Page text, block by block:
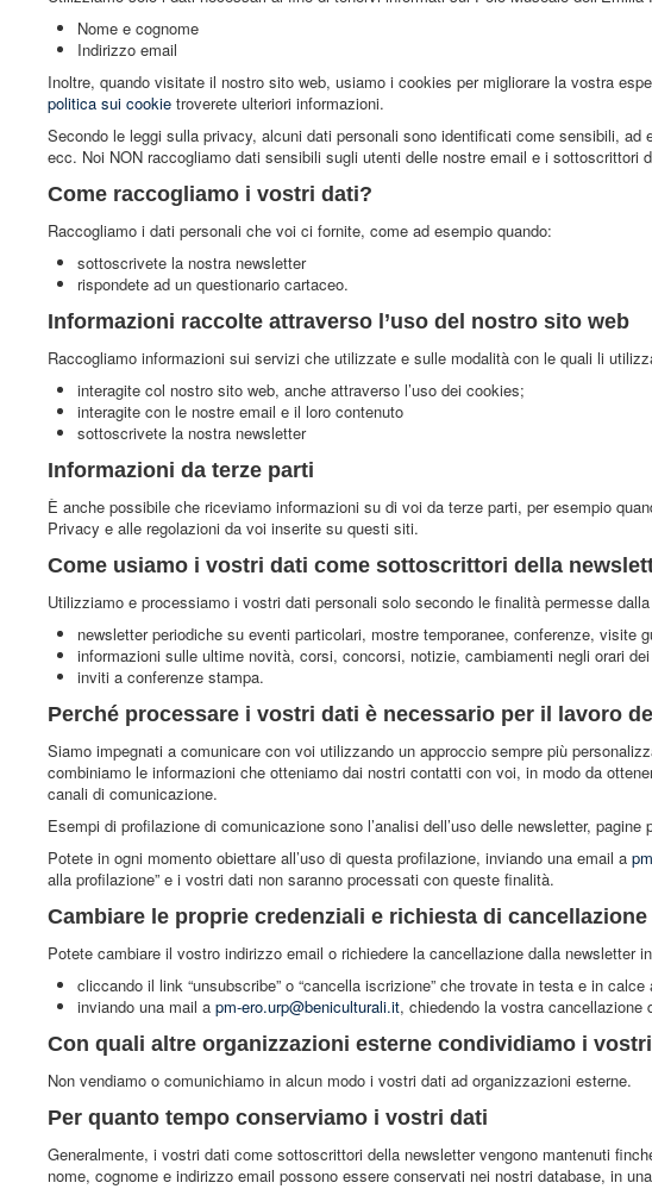
Nome e cognome
Indirizzo email
Inoltre, quando visitate il nostro sito web, usiamo i cookies per migliorare la vostra
politica sui cookie troverete ulteriori informazioni.
Secondo le leggi sulla privacy, alcuni dati personali sono identificati come sensibili,
ecc. Noi NON raccogliamo dati sensibili sugli utenti delle nostre email e i sottoscrittori
Come raccogliamo i vostri dati?
Raccogliamo i dati personali che voi ci fornite, come ad esempio quando:
sottoscrivete la nostra newsletter
rispondete ad un questionario cartaceo.
Informazioni raccolte attraverso l’uso del nostro sito web
Raccogliamo informazioni sui servizi che utilizzate e sulle modalità con le quali li
interagite col nostro sito web, anche attraverso l’uso dei cookies;
interagite con le nostre email e il loro contenuto
sottoscrivete la nostra newsletter
Informazioni da terze parti
È anche possibile che riceviamo informazioni su di voi da terze parti, per esempio
Privacy e alle regolazioni da voi inserite su questi siti.
Come usiamo i vostri dati come sottoscrittori della
Utilizziamo e processiamo i vostri dati personali solo secondo le finalità permesse
newsletter periodiche su eventi particolari, mostre temporanee, conferenze, visite
informazioni sulle ultime novità, corsi, concorsi, notizie, cambiamenti negli orari
inviti a conferenze stampa.
Perché processare i vostri dati è necessario per il lavoro
Siamo impegnati a comunicare con voi utilizzando un approccio sempre più
combiniamo le informazioni che otteniamo dai nostri contatti con voi, in modo da
canali di comunicazione.
Esempi di profilazione di comunicazione sono l’analisi dell’uso delle newsletter,
Potete in ogni momento obiettare all’uso di questa profilazione, inviando una email a
alla profilazione” e i vostri dati non saranno processati con queste finalità.
Cambiare le proprie credenziali e richiesta di cancellazione
Potete cambiare il vostro indirizzo email o richiedere la cancellazione dalla newsletter
cliccando il link “unsubscribe” o “cancella iscrizione” che trovate in testa e in
inviando una mail a pm-ero.urp@beniculturali.it, chiedendo la vostra cancellazione
Con quali altre organizzazioni esterne condividiamo i
Non vendiamo o comunichiamo in alcun modo i vostri dati ad organizzazioni esterne.
Per quanto tempo conserviamo i vostri dati
Generalmente, i vostri dati come sottoscrittori della newsletter vengono mantenuti
nome, cognome e indirizzo email possono essere conservati nei nostri database, in